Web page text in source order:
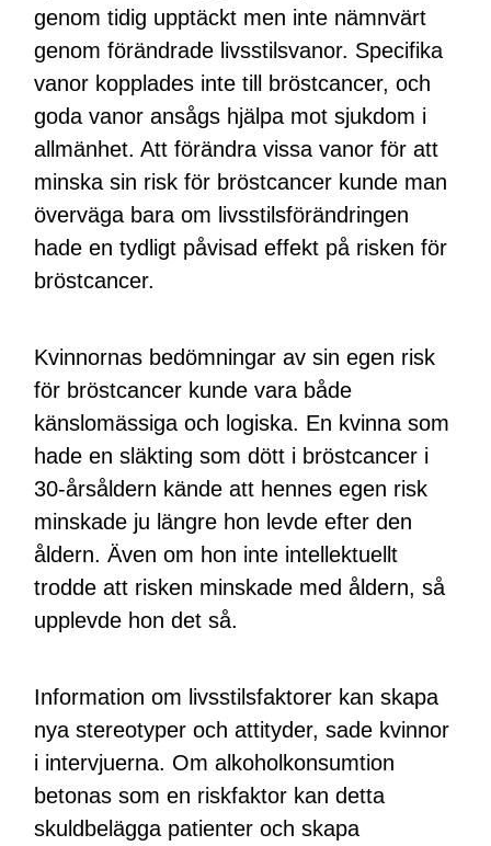
genom tidig upptäckt men inte nämnvärt
genom förändrade livsstilsvanor. Specifika
vanor kopplades inte till bröstcancer, och
goda vanor ansågs hjälpa mot sjukdom i
allmänhet. Att förändra vissa vanor för att
minska sin risk för bröstcancer kunde man
överväga bara om livsstilsförändringen
hade en tydligt påvisad effekt på risken för
bröstcancer.
Kvinnornas bedömningar av sin egen risk
för bröstcancer kunde vara både
känslomässiga och logiska. En kvinna som
hade en släkting som dött i bröstcancer i
30-årsåldern kände att hennes egen risk
minskade ju längre hon levde efter den
åldern. Även om hon inte intellektuellt
trodde att risken minskade med åldern, så
upplevde hon det så.
Information om livsstilsfaktorer kan skapa
nya stereotyper och attityder, sade kvinnor
i intervjuerna. Om alkoholkonsumtion
betonas som en riskfaktor kan detta
skuldbelägga patienter och skapa